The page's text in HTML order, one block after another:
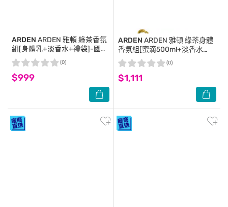
ARDEN ARDEN 雅頓 綠茶香氛
組[身體乳+淡香水+禮袋]-國際
航空版
$999
(0)
ARDEN ARDEN 雅頓 綠茶身體
香氛組[蜜滴500ml+淡香水
100ml+禮袋]-國際航空版
$1,111
(0)